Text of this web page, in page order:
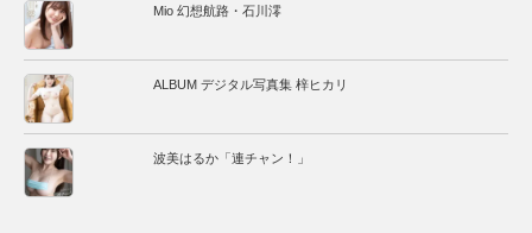
Mio 幻想航路・石川澪
ALBUM デジタル写真集 梓ヒカリ
波美はるか「連チャン！」